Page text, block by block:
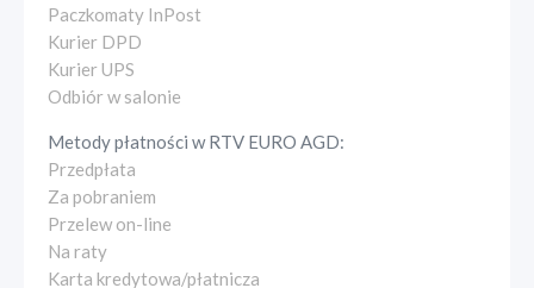
Paczkomaty InPost
Kurier DPD
Kurier UPS
Odbiór w salonie
Metody płatności wRTV EURO AGD:
Przedpłata
Za pobraniem
Przelew on-line
Na raty
Karta kredytowa/płatnicza